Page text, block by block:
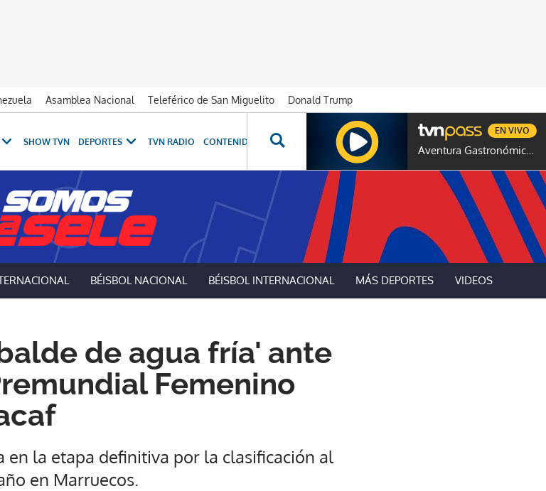
Asamblea Nacional Teleférico de San Miguelito
Donald Trump
SHOW TVN DEPORTES TVN RADIO CONTENIDOS ESPECIALES NOVELAS GENTE TVN
Aventura Gastronómica Colombia
EN VIVO
BÉISBOL NACIONAL BÉISBOL INTERNACIONAL MÁS DEPORTES VIDEOS
de agua fría' ante
Femenino
en la etapa definitiva por la clasificación al
en Marruecos.